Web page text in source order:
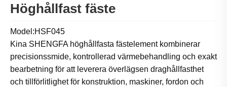
Höghållfast fäste
Model:HSF045
Kina SHENGFA höghållfasta fästelement kombinerar
precisionssmide, kontrollerad värmebehandling och exakt
bearbetning för att leverera överlägsen draghållfasthet
och tillförlitlighet för konstruktion, maskiner, fordon och